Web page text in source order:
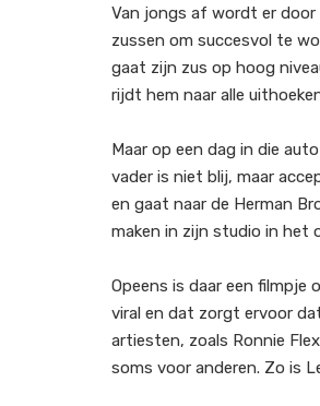
Van jongs af wordt er door
zussen om succesvol te
gaat zijn zus op hoog
rijdt hem naar alle
Maar op een dag in die
vader is niet blij, maar
en gaat naar de Herman
maken in zijn studio in het
Opeens is daar een filmpje
viral en dat zorgt ervoor
artiesten, zoals Ronnie
soms voor anderen. Zo is